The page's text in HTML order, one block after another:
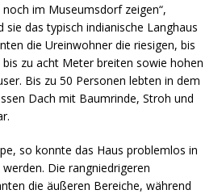
im Museumsdorf zeigen“,
das typisch indianische Langhaus
die Ureinwohner die riesigen, bis
zu acht Meter breiten sowie hohen
Bis zu 50 Personen lebten in dem
Dach mit Baumrinde, Stroh und
so konnte das Haus problemlos in
Die rangniedrigeren
die äußeren Bereiche, während